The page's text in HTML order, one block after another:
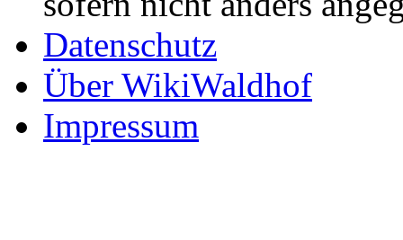
Datenschutz
Über WikiWaldhof
Impressum